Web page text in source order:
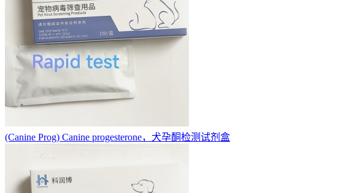
(Canine Prog) Canine progesterone，犬孕酮检测试剂盒